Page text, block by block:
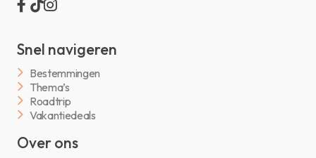
Snel navigeren
Bestemmingen
Thema’s
Roadtrip
Vakantiedeals
Over ons